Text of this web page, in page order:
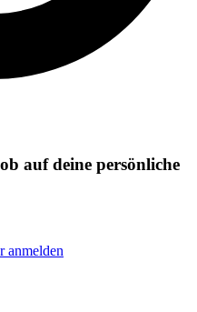
auf deine persönliche
anmelden